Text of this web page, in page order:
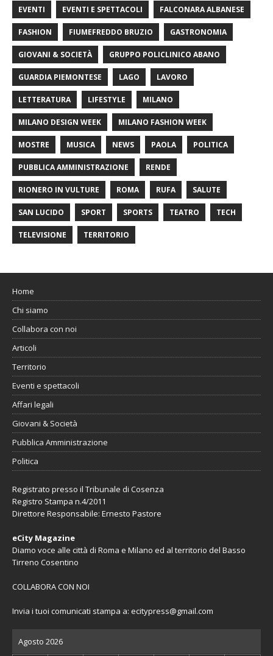
EVENTI EVENTI E SPETTACOLI FALCONARA ALBANESE
FASHION FIUMEFREDDO BRUZIO GASTRONOMIA
GIOVANI & SOCIETÀ GRUPPO POLICLINICO ABANO
GUARDIA PIEMONTESE LAGO LAVORO
LETTERATURA LIFESTYLE MILANO
MILANO DESIGN WEEK MILANO FASHION WEEK
MOSTRE MUSICA NEWS PAOLA POLITICA
PUBBLICA AMMINISTRAZIONE RENDE
RIONERO IN VULTURE ROMA RUFA SALUTE
SAN LUCIDO SPORT SPORTS TEATRO TECH
TELEVISIONE TERRITORIO
Home
Chi siamo
Collabora con noi
Articoli
Territorio
Eventi e spettacoli
Affari legali
Giovani & Società
Pubblica Amministrazione
Politica
Registrato presso il Tribunale di Cosenza
Registro Stampa n.4/2011
Direttore Responsabile: Ernesto Pastore
eCity Magazine
Diamo voce alle città di Roma e Milano ed al territorio del Basso
Tirreno Cosentino
COLLABORA CON NOI
Invia i tuoi comunicati stampa a: ecitypress@gmail.com
Agosto 2026